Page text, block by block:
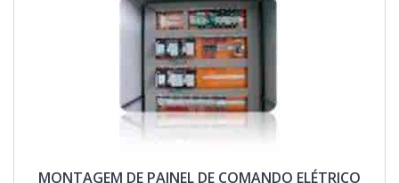
com mais de 15 anos de experiência, garante o sucesso de
cada cliente de ponta a ponta..
acessível com precisão.Há muitas maneiras eficientes de
uma empresa demonstrar competência, excelência e
destaque em sua área de atuação. A Pégaso Soluções
Elétricas se mostra referência por ter: Profissionais com
vasta experiência na área de atuação; Atendimento a
construtoras e grandes varejistas; Matéria-prima de
excelente qualidade; Fábrica em localização privilegiada com
fácil acesso por estradas e rodovias.Discorrendo ainda
tenham ótima qualidade e assertividade, características
MONTAGEM DE PAINEL DE COMANDO ELÉTRICO